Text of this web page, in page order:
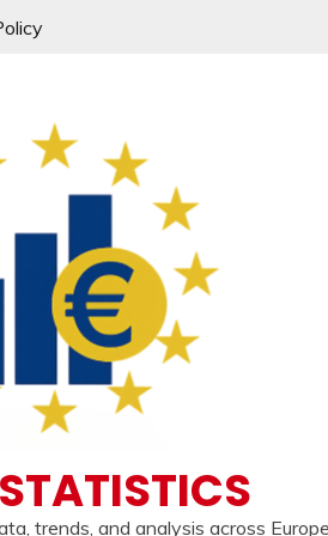
trends, and analysis across